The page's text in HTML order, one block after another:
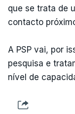
que se trata de
contacto
A PSP vai, por
pesquisa e
nível de